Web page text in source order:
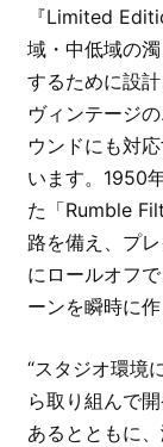
『Limited
域・中低域の
するために設
ヴィンテージ
ウンドにも対
います。1950
た「Rumble
路を備え、プ
にロールオフ
ーンを瞬時に
“スタジオ環境
ら取り組んで
あるとともに